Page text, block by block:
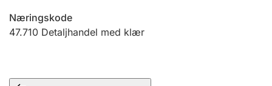
Offentlig sektor
Næringskode
47.710 Detaljhandel med klær